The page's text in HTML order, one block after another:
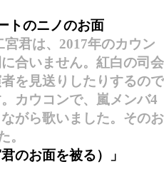
トのニノのお面
君は、2017年のカウン
合いません。紅白の司会
を見送りしたりするので
カウコンで、嵐メンバ4
がら歌いました。そのお
。
のお面を被る）」